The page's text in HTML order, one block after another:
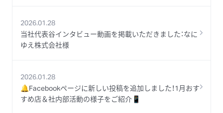
2026.01.28
当社代表谷インタビュー動画を掲載いただきました：なに
ゆえ株式会社様
2026.01.28
🔔Facebookページに新しい投稿を追加しました！1月おす
すめ店＆社内部活動の様子をご紹介📱